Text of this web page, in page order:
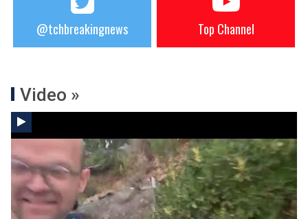
@tchbreakingnews Top Channel
Video »